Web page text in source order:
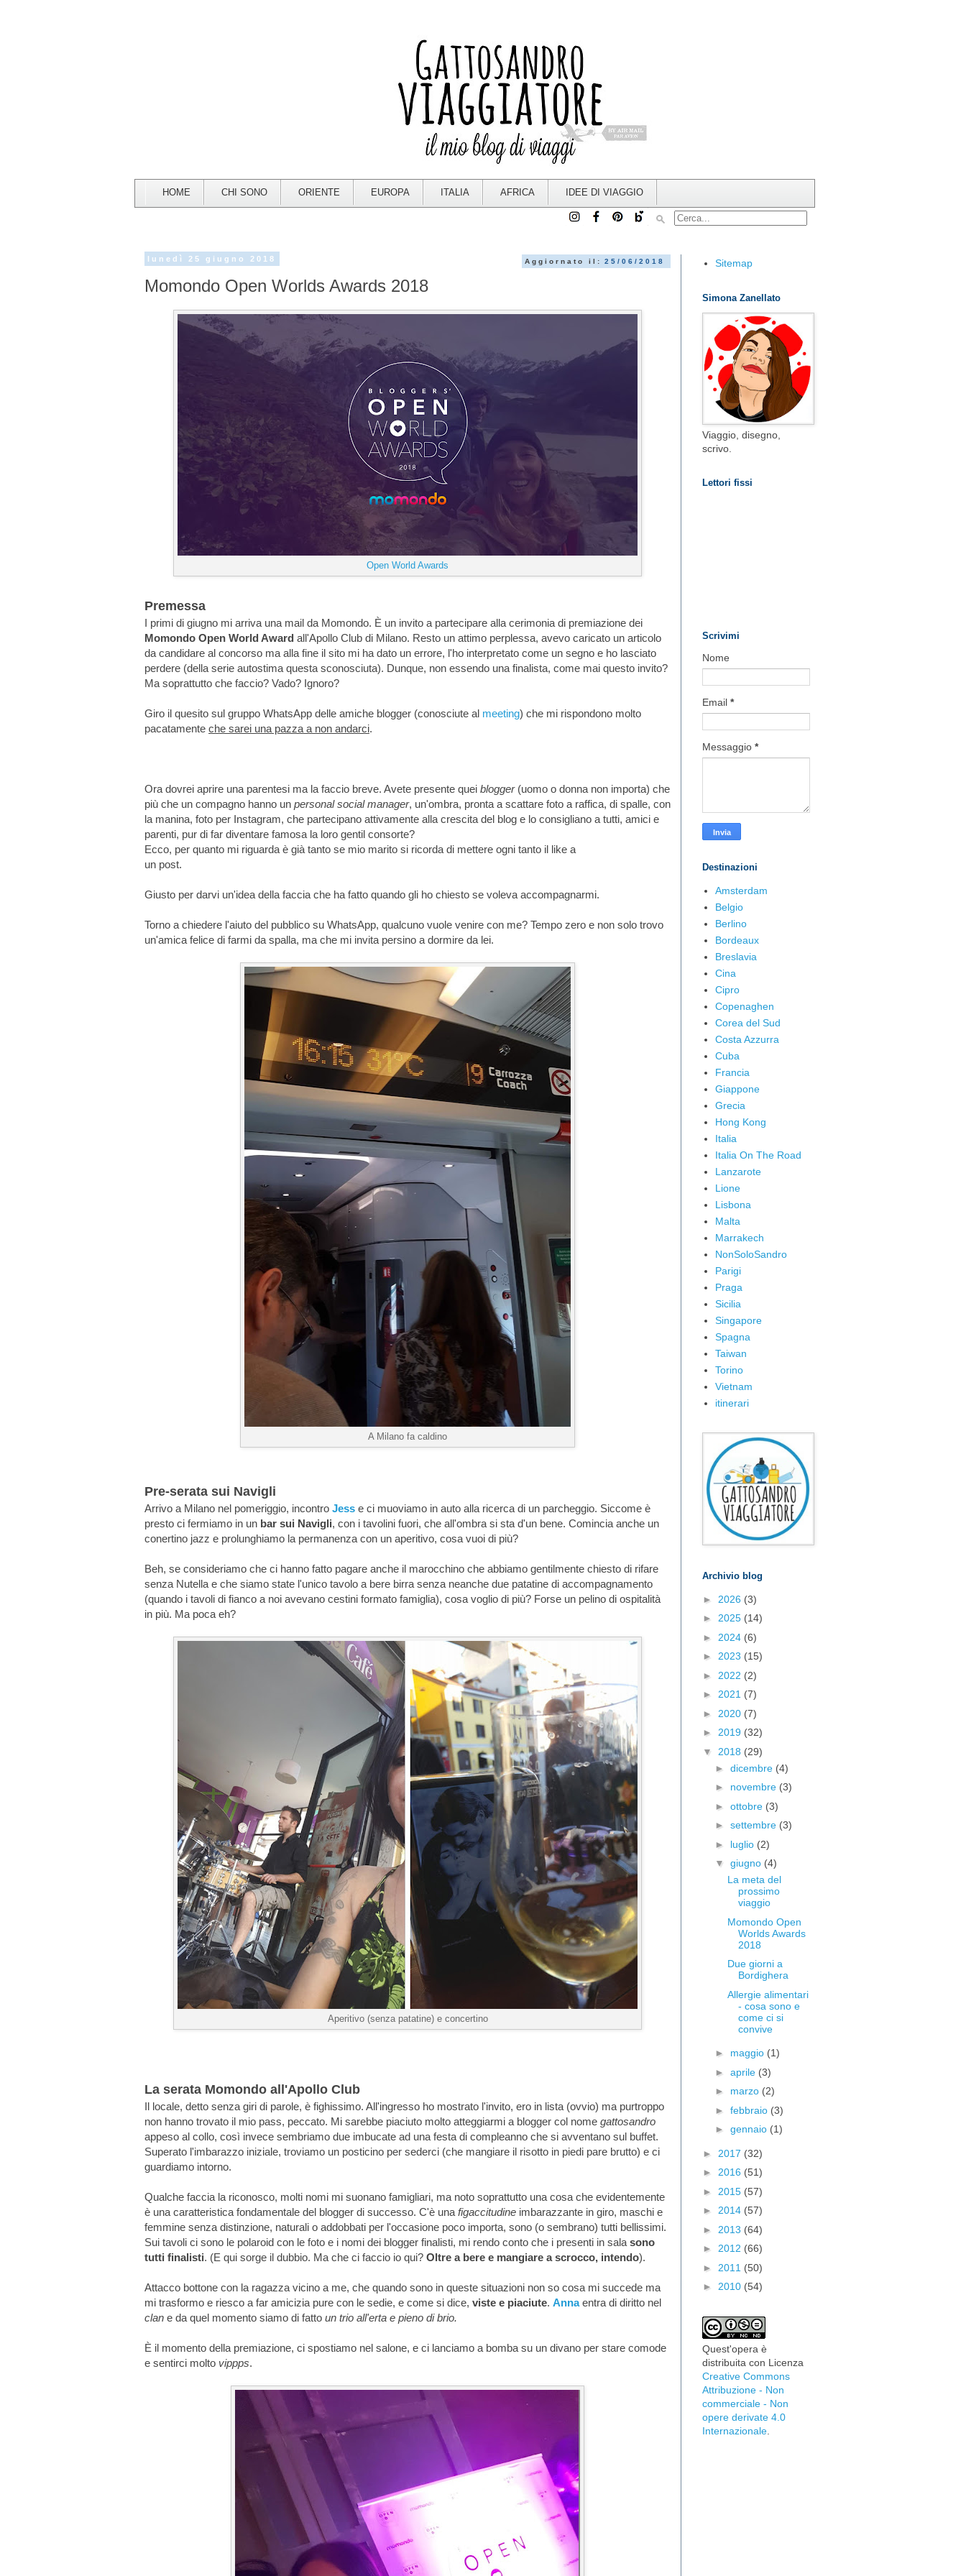
HOME CHI SONO ORIENTE EUROPA ITALIA AFRICA IDEE DI VIAGGIO
lunedì 25 giugno 2018 Aggiornato il: 25/06/2018
Momondo Open Worlds Awards 2018
Open World Awards
Premessa
I primi di giugno mi arriva una mail da Momondo. È un invito a partecipare alla cerimonia di premiazione dei
Momondo Open World Award all'Apollo Club di Milano. Resto un attimo perplessa, avevo caricato un articolo
da candidare al concorso ma alla fine il sito mi ha dato un errore, l'ho interpretato come un segno e ho lasciato
perdere (della serie autostima questa sconosciuta). Dunque, non essendo una finalista, come mai questo invito?
Ma soprattutto che faccio? Vado? Ignoro?
Giro il quesito sul gruppo WhatsApp delle amiche blogger (conosciute al meeting) che mi rispondono molto
pacatamente che sarei una pazza a non andarci.
Ora dovrei aprire una parentesi ma la faccio breve. Avete presente quei blogger(uomo o donna non importa) che
più che un compagno hanno un personal social manager, un'ombra, pronta a scattare foto a raffica, di spalle, con
la manina, foto per Instagram, che partecipano attivamente alla crescita del blog e lo consigliano a tutti, amici e
parenti, pur di far diventare famosa la loro gentil consorte?
Ecco, per quanto mi riguarda è già tanto se mio marito si ricorda di mettere ogni tanto il like a
un post.
Giusto per darvi un'idea della faccia che ha fatto quando gli ho chiesto se voleva accompagnarmi.
Torno a chiedere l'aiuto del pubblico su WhatsApp, qualcuno vuole venire con me? Tempo zero e non solo trovo
un'amica felice di farmi da spalla, ma che mi invita persino a dormire da lei.
A Milano fa caldino
Pre-serata sui Navigli
Arrivo a Milano nel pomeriggio, incontro Jess e ci muoviamo in auto alla ricerca di un parcheggio. Siccome è
presto ci fermiamo in un bar sui Navigli, con i tavolini fuori, che all'ombra si sta d'un bene. Comincia anche un
conertino jazz e prolunghiamo la permanenza con un aperitivo, cosa vuoi di più?
Beh, se consideriamo che ci hanno fatto pagare anche il marocchino che abbiamo gentilmente chiesto di rifare
senza Nutella e che siamo state l'unico tavolo a bere birra senza neanche due patatine di accompagnamento
(quando i tavoli di fianco a noi avevano cestini formato famiglia), cosa voglio di più? Forse un pelino di ospitalità
in più. Ma poca eh?
Aperitivo (senza patatine) e concertino
La serata Momondo all'Apollo Club
Il locale, detto senza giri di parole, è fighissimo. All'ingresso ho mostrato l'invito, ero in lista (ovvio) ma purtroppo
non hanno trovato il mio pass, peccato. Mi sarebbe piaciuto molto atteggiarmi a blogger col nome gattosandro
appeso al collo, così invece sembriamo due imbucate ad una festa di compleanno che si avventano sul buffet.
Superato l'imbarazzo iniziale, troviamo un posticino per sederci (che mangiare il risotto in piedi pare brutto) e ci
guardiamo intorno.
Qualche faccia la riconosco, molti nomi mi suonano famigliari, ma noto soprattutto una cosa che evidentemente
è una caratteristica fondamentale del blogger di successo. C'è una figaccitudine imbarazzante in giro, maschi e
femmine senza distinzione, naturali o addobbati per l'occasione poco importa, sono (o sembrano) tutti bellissimi.
Sui tavoli ci sono le polaroid con le foto e i nomi dei blogger finalisti, mi rendo conto che i presenti in sala sono
tutti finalisti. (E qui sorge il dubbio. Ma che ci faccio io qui? Oltre a bere e mangiare a scrocco, intendo).
Attacco bottone con la ragazza vicino a me, che quando sono in queste situazioni non so cosa mi succede ma
mi trasformo e riesco a far amicizia pure con le sedie, e come si dice, viste e piaciute. Annaentra di diritto nel
clan e da quel momento siamo di fatto un trio all'erta e pieno di brio.
È il momento della premiazione, ci spostiamo nel salone, e ci lanciamo a bomba su un divano per stare comode
e sentirci molto vippps.
Sitemap
Simona Zanellato
Viaggio, disegno,
scrivo.
Lettori fissi
Scrivimi
Nome
Email *
Messaggio *
Destinazioni
Amsterdam
Belgio
Berlino
Bordeaux
Breslavia
Cina
Cipro
Copenaghen
Corea del Sud
Costa Azzurra
Cuba
Francia
Giappone
Grecia
Hong Kong
Italia
Italia On The Road
Lanzarote
Lione
Lisbona
Malta
Marrakech
NonSoloSandro
Parigi
Praga
Sicilia
Singapore
Spagna
Taiwan
Torino
Vietnam
itinerari
Archivio blog
► 2026 (3)
► 2025 (14)
► 2024 (6)
► 2023 (15)
► 2022 (2)
► 2021 (7)
► 2020 (7)
► 2019 (32)
▼ 2018 (29)
► dicembre (4)
► novembre (3)
► ottobre (3)
► settembre (3)
► luglio (2)
▼ giugno (4)
La meta del
prossimo
viaggio
Momondo Open
Worlds Awards
2018
Due giorni a
Bordighera
Allergie alimentari
- cosa sono e
come ci si
convive
► maggio (1)
► aprile (3)
► marzo (2)
► febbraio (3)
► gennaio (1)
► 2017 (32)
► 2016 (51)
► 2015 (57)
► 2014 (57)
► 2013 (64)
► 2012 (66)
► 2011 (50)
► 2010 (54)
Quest'opera è
distribuita con Licenza
Creative Commons
Attribuzione - Non
commerciale - Non
opere derivate 4.0
Internazionale